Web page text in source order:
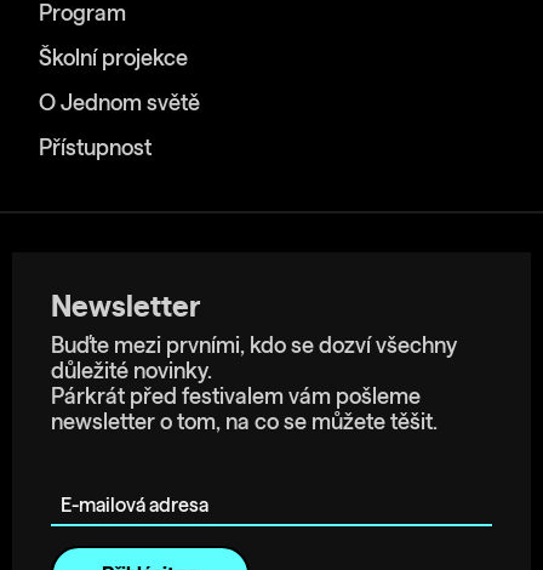
Program
Školní projekce
O Jednom světě
Přístupnost
Newsletter
Buďte mezi prvními, kdo se dozví všechny
důležité novinky.
Párkrát před festivalem vám pošleme
newsletter o tom, na co se můžete těšit.